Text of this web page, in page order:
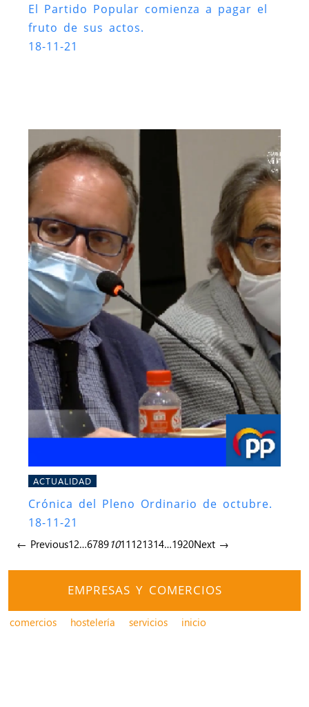
El Partido Popular comienza a pagar el
fruto de sus actos.
18-11-21
ACTUALIDAD
Crónica del Pleno Ordinario de octubre.
18-11-21
← Previous12…67891011121314…1920Next →
EMPRESAS Y COMERCIOS
comercios hostelería servicios inicio